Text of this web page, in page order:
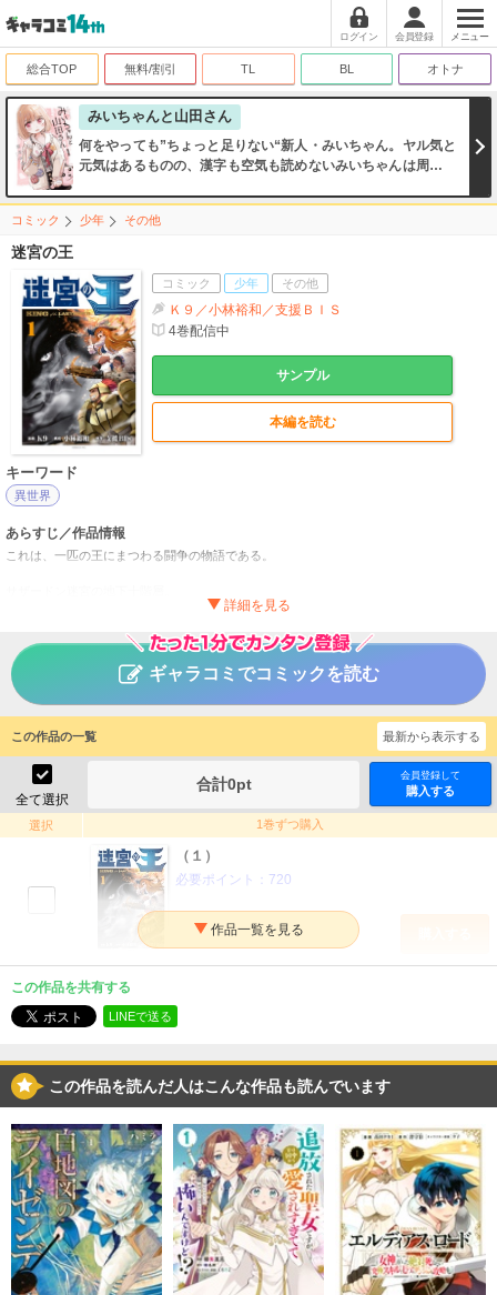
ログイン 会員登録 メニュー
総合TOP 無料/割引 TL BL オトナ
みいちゃんと山田さん
何をやっても”ちょっと足りない“新人・みいちゃん。ヤル気と
元気はあるものの、漢字も空気も読めないみいちゃんは周りか
コミック 少年 その他
迷宮の王
コミック 少年 その他
Ｋ９／小林裕和／支援ＢＩＳ
4巻配信中
サンプル
本編を読む
キーワード
異世界
あらすじ／作品情報
これは、一匹の王にまつわる闘争の物語である。
密かに生まれ出でしは、一匹のミノタウロス。
名だたる冒険者たちが戦いを挑むが、その闘争本能の前に敗れ去る。
やがては、ミノタウロスは想像を絶する強さを身につけていく。
そして迷宮のルールすら超えた存在と化すが……！？
タイトル 迷宮の王
ジャンル その他
掲載誌 月刊少年シリウス
講談社
ギャラコミでコミックを読む
この作品の一覧
全て選択
合計0pt 会員登録して
購入する
選択 1巻ずつ購入
最新から表示する
（１）
必要ポイント： 720
必要ポイント：
購入する
（３）
必要ポイント：720
購入する
（４）
必要ポイント： 720
この作品を共有する
LINEで送る
この作品を読んだ人はこんな作品も読んでいます